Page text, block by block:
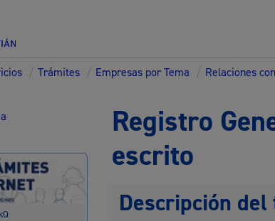
y asuntos personales
/ Trámites / Empresas por Tema / Relaciones
Registro
escrito
Descripción